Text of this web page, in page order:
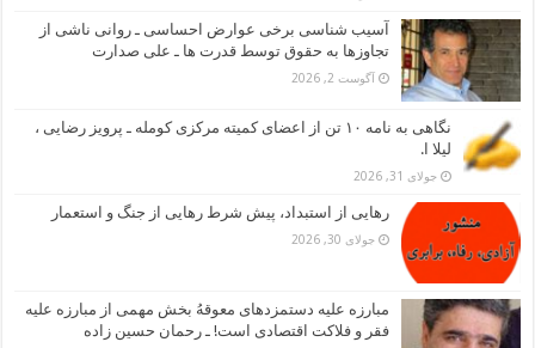
آسیب شناسی برخی عوارض احساسی ـ روانی ناشی از
تجاوزها به حقوق توسط قدرت ها ـ علی صدارت
آگوست 2, 2026
نگاهی به نامه ۱۰ تن از اعضای کمیته مرکزی کومله ـ پرویز رضایی ،
لیلا ا.
جولای 31, 2026
رهایی از استبداد، پیش شرط رهایی از جنگ و استعمار
جولای 30, 2026
مبارزه علیه دستمزدهای معوقهُ بخش مهمی از مبارزه علیه
فقر و فلاکت اقتصادی است! ـ رحمان حسین زاده